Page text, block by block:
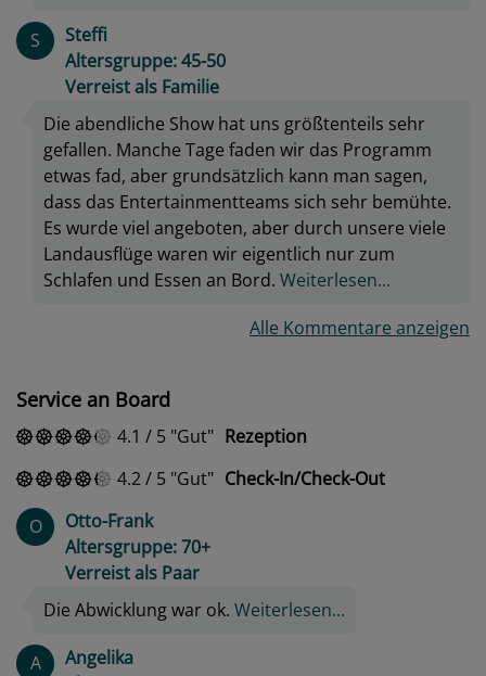
S
Steffi
Altersgruppe: 45-50
Verreist als Familie
Die abendliche Show hat uns größtenteils sehr
gefallen. Manche Tage faden wir das Programm
etwas fad, aber grundsätzlich kann man sagen,
dass das Entertainmentteams sich sehr bemühte.
Es wurde viel angeboten, aber durch unsere viele
Landausflüge waren wir eigentlich nur zum
Schlafen und Essen an Bord. Weiterlesen...
Alle Kommentare anzeigen
Service an Board
4.1 / 5 Gut
Rezeption
4.2/ 5 Gut
Check-In/Check-Out
O
Otto-Frank
Altersgruppe: 70+
Verreist als Paar
Die Abwicklung war ok. Weiterlesen...
A
Angelika